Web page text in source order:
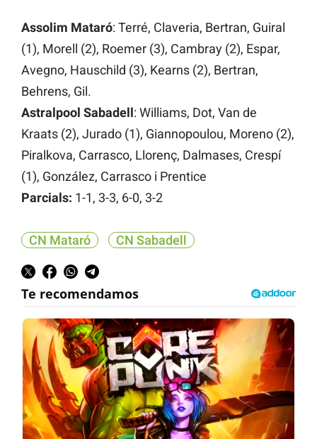
Assolim Mataró: Terré, Claveria, Bertran, Guiral
(1), Morell (2), Roemer (3), Cambray (2), Espar,
Avegno, Hauschild (3), Kearns (2), Bertran,
Behrens, Gil.
Astralpool Sabadell: Williams, Dot, Van de
Kraats (2), Jurado (1), Giannopoulou, Moreno (2),
Piralkova, Carrasco, Llorenç, Dalmases, Crespí
(1), González, Carrasco i Prentice
Parcials: 1-1, 3-3, 6-0, 3-2
CN Mataró CN Sabadell